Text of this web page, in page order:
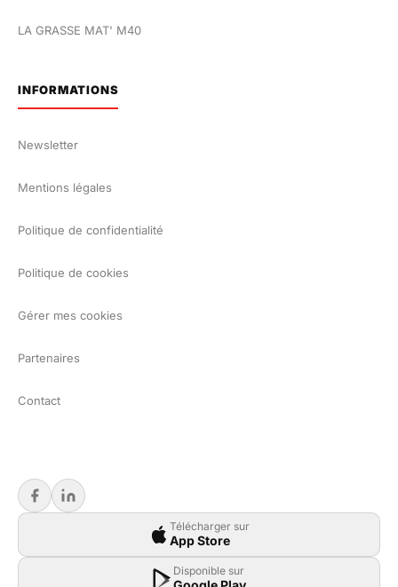
LA GRASSE MAT' M40
INFORMATIONS
Newsletter
Mentions légales
Politique de confidentialité
Politique de cookies
Gérer mes cookies
Partenaires
Contact
Télécharger sur
App Store
Disponible sur